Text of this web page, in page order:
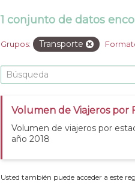
1 conjunto de datos
Grupos: Transporte
Volumen de Viajeros por
Volumen de viajeros por
año 2018
Usted también puede acceder a este